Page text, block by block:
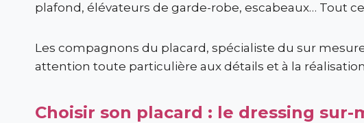
plafond, élévateurs de garde-robe, escabeaux… Tout
Les compagnons du placard, spécialiste du sur
attention toute particulière aux détails et à la
Choisir son placard : le dressing sur-